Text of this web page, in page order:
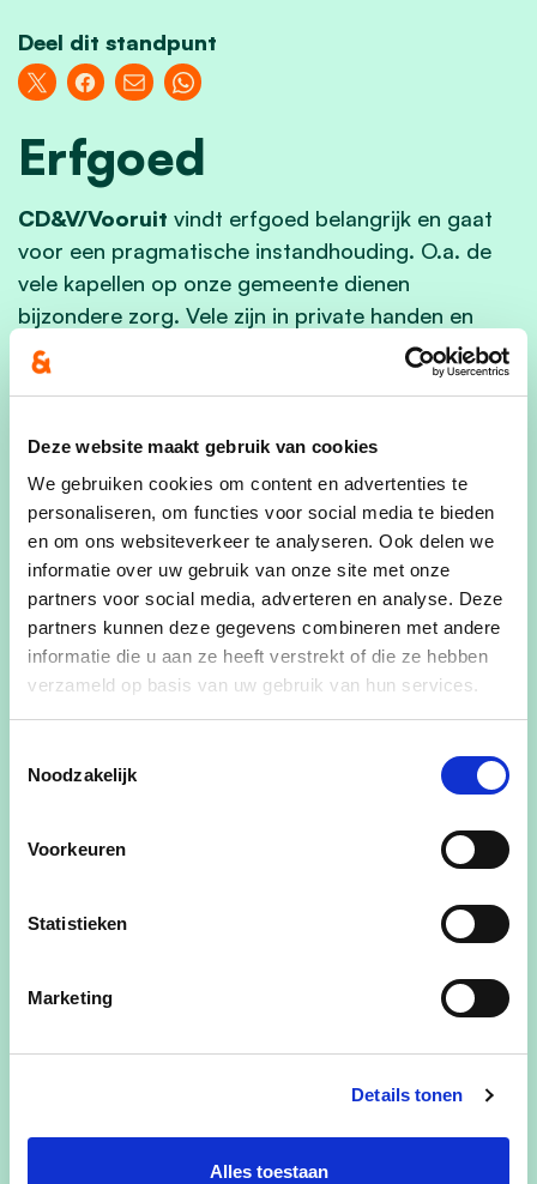
Deze website maakt gebruik van cookies
We gebruiken cookies om content en advertenties te
personaliseren, om functies voor social media te bieden
en om ons websiteverkeer te analyseren. Ook delen we
informatie over uw gebruik van onze site met onze
partners voor social media, adverteren en analyse. Deze
partners kunnen deze gegevens combineren met andere
informatie die u aan ze heeft verstrekt of die ze hebben
verzameld op basis van uw gebruik van hun services.
Noodzakelijk
Voorkeuren
Statistieken
Marketing
Details tonen
Alles toestaan
Deel dit standpunt
Erfgoed
CD&V/Vooruit vindt erfgoed belangrijk en gaat
voor een pragmatische instandhouding. O.a. de
vele kapellen op onze gemeente dienen
bijzondere zorg. Vele zijn in private handen en
hierbij dienen we als gemeentebestuur de dialoog
aan te gaan met de eigenaars en kijken in welke
Gerelateerde standpunten
financiën en personeelsbeleid
ruimtelijke ordening
welzijn en sociaal beleid
goed en betaalbaar wonen
mobiliteit
tewerkstelling
levenslang en levensbreed leren